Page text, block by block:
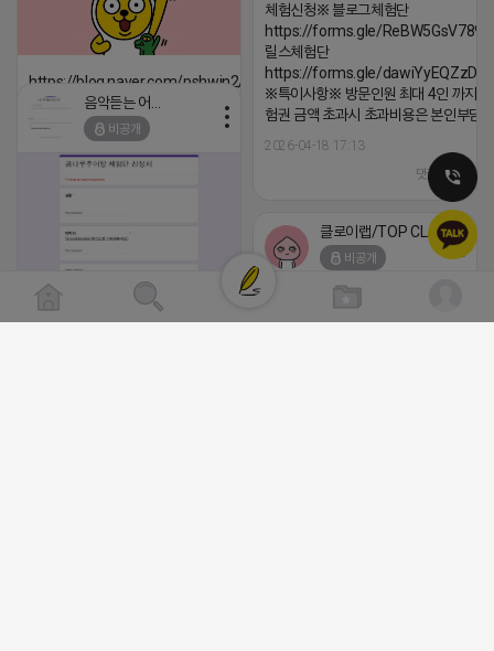
체험신청※ 블로그체험단
https://forms.gle/
릴스체험단
https://forms.gle/
※특이사항※ 방문인원 최대 4인 까지
험권 금액 초과시 초과비용은 본인부담
2026-04-18 17:13
댓글:20개
https://blog.naver.com/pshwin2/224023970047
2026-04-18 17:12
비공개
[남양주/화도읍] 마석역 바로앞 넓은 매장과, 프
클로이랩/TOP CLASS
비공개